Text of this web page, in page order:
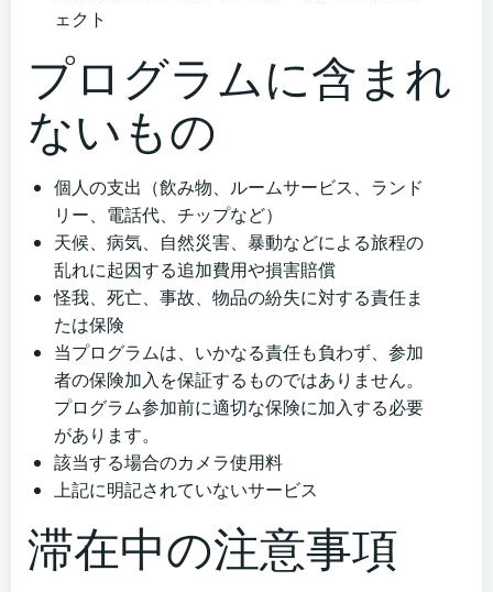
ェクト
プログラムに含まれ
ないもの
個人の支出（飲み物、ルームサービス、ランド
リー、電話代、チップなど）
天候、病気、自然災害、暴動などによる旅程の
乱れに起因する追加費用や損害賠償
怪我、死亡、事故、物品の紛失に対する責任ま
たは保険
当プログラムは、いかなる責任も負わず、参加
者の保険加入を保証するものではありません。
プログラム参加前に適切な保険に加入する必要
があります。
該当する場合のカメラ使用料
上記に明記されていないサービス
滞在中の注意事項